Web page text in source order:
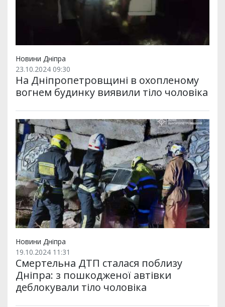
Новини Дніпра
23.10.2024 09:30
На Дніпропетровщині в охопленому
вогнем будинку виявили тіло чоловіка
Новини Дніпра
19.10.2024 11:31
Смертельна ДТП сталася поблизу
Дніпра: з пошкодженої автівки
деблокували тіло чоловіка